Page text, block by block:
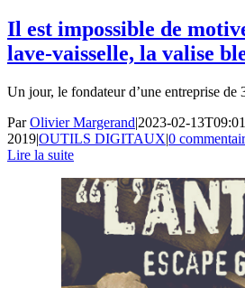
Il est impossible de
lave-vaisselle, la valise
Un jour, le fondateur d’une entreprise de
ParOlivier Margerand|2023-02-
2019|OUTILS DIGITAUX|0
Lire la suite